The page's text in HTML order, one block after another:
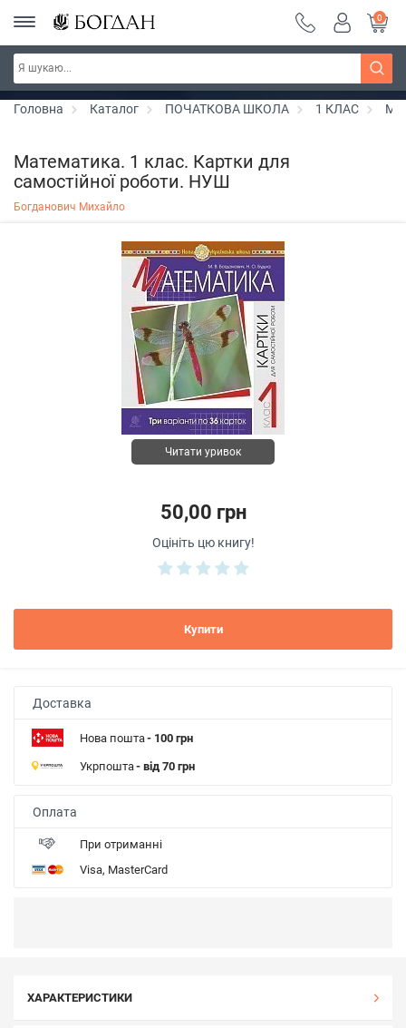
РОЗПРОДАЖ ~ 150 грн ~ 200 грн ~ 250 грн ~
300 грн ~ РОЗПРОДАЖ
Дізнатись більше
0
Головна Каталог ПОЧАТКОВА ШКОЛА 1 КЛАС
Математика. 1 клас. Картки для
самостійної роботи. НУШ
Богданович Михайло
Читати уривок
50,00 грн
Оцініть цю книгу!
Купити
Доставка
Нова пошта- 100 грн
Укрпошта- від 70 грн
Оплата
При отриманні
Visa, MasterCard
ХАРАКТЕРИСТИКИ